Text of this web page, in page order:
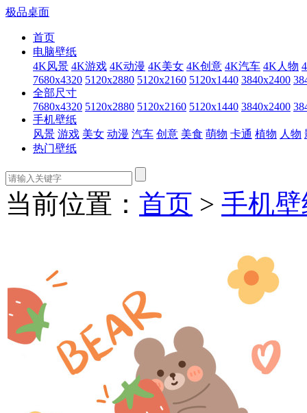
极品桌面
首页
电脑壁纸
4K风景 4K游戏 4K动漫 4K美女 4K创意 4K汽车 4K人物
7680x4320 5120x2880 5120x2160 5120x1440 3840x2400
全部尺寸
7680x4320 5120x2880 5120x2160 5120x1440 3840x2400
手机壁纸
风景 游戏 美女 动漫 汽车 创意 美食 萌物 卡通 植物 人物
热门壁纸
当前位置： 首页 > 手机